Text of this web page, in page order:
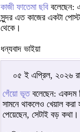
কাজী ফাতেমা ছবি বলেছেন:
সুন্দর এত কাজের একটা
থেকে।
ধন্যবাদ ভাইয়া
০৫ ই এপ্রিল, ২০২৬
গেঁয়ো ভূতবলেছেন: একদম
সামনে থাকলেও খেয়াল করা
পেয়েছেন, সেটাই বড় কথা।